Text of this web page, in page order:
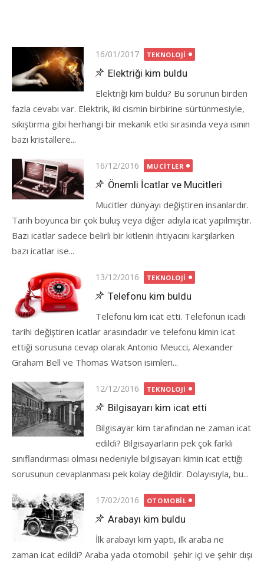
Posted
on
16/01/2017 TEKNOLOJI
Elektriği kim buldu
Elektriği kim buldu? Bu sorunun birden
fazla cevabı var. Elektrik, iki cismin birbirine sürtünmesiyle,
sıkıştırma gibi herhangi bir mekanik etki sırasında veya ısının
bazı kristallere...
Posted
on
16/12/2016 MUCITLER
Önemli İcatlar ve Mucitleri
Mucitler dünyayı değiştiren insanlardır.
Tarih boyunca bir çok buluş veya diğer adıyla icat yapılmıştır.
Bazı icatlar sadece belirli bir kitlenin ihtiyacını karşılarken
bazı icatlar ise...
Posted
on
13/12/2016 TEKNOLOJI
Telefonu kim buldu
Telefonu kim icat etti. Telefonun icadı
tarihi değiştiren icatlar arasındadır ve telefonu kimin icat
ettiği sorusuna cevap olarak Antonio Meucci, Alexander
Graham Bell ve Thomas Watson isimleri...
Posted
on
12/12/2016 TEKNOLOJI
Bilgisayarı kim icat etti
Bilgisayar kim tarafından ne zaman icat
edildi? Bilgisayarların pek çok farklı
sınıflandırması olması nedeniyle bilgisayarı kimin icat ettiği
sorusunun cevaplanması pek kolay değildir. Dolayısıyla, bu...
Posted
on
17/02/2016 OTOMOBIL
Arabayı kim buldu
İlk arabayı kim yaptı, ilk araba ne
zaman icat edildi? Araba yada otomobil şehir içi ve şehir dışı